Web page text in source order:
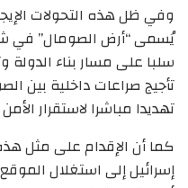
وفي ظل هذه التحولات
يُسمى “أرض الصومال” في
سلبا على مسار بناء
تأجيج صراعات داخلية بين
تهديدا مباشرا لاستقرار
كما أن الإقدام على
إسرائيل إلى استغلال